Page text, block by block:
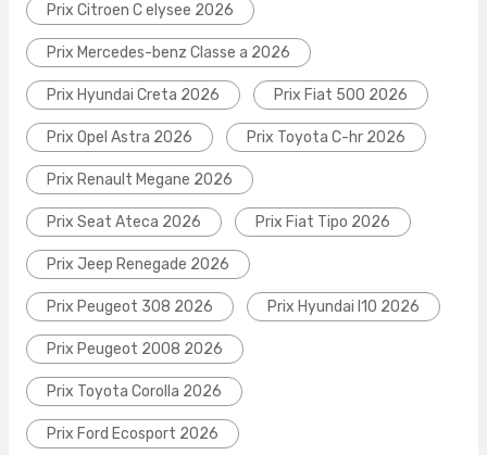
Prix Citroen C elysee 2026
Prix Mercedes-benz Classe a 2026
Prix Hyundai Creta 2026 Prix Fiat 500 2026
Prix Opel Astra 2026 Prix Toyota C-hr 2026
Prix Renault Megane 2026
Prix Seat Ateca 2026 Prix Fiat Tipo 2026
Prix Jeep Renegade 2026
Prix Peugeot 308 2026 Prix Hyundai I10 2026
Prix Peugeot 2008 2026
Prix Toyota Corolla 2026
Prix Ford Ecosport 2026